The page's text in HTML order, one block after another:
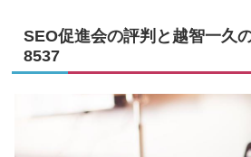
SEO促進会の評判と越智一久
8537